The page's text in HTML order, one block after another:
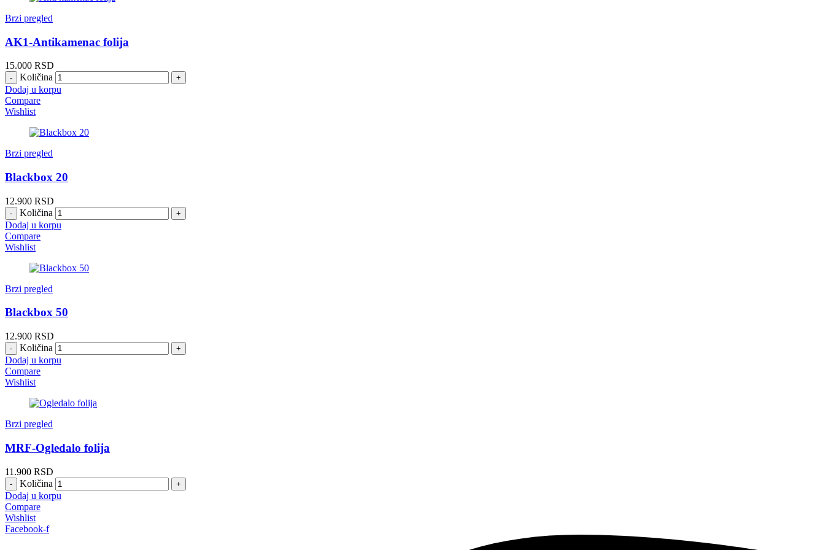
Brzi pregled
AK1-Antikamenac folija
15.000 RSD
Količina
Dodaj u korpu
Compare
Wishlist
Brzi pregled
Blackbox 20
12.900 RSD
Količina
Dodaj u korpu
Compare
Wishlist
Brzi pregled
Blackbox 50
12.900 RSD
Količina
Dodaj u korpu
Compare
Wishlist
Brzi pregled
MRF-Ogledalo folija
11.900 RSD
Količina
Dodaj u korpu
Compare
Wishlist
Facebook-f